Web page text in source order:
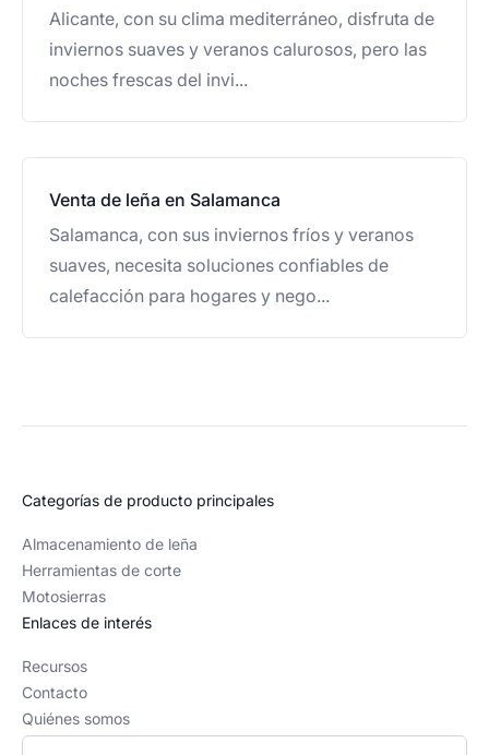
Alicante, con su clima mediterráneo, disfruta de
inviernos suaves y veranos calurosos, pero las
noches frescas del invi...
Venta de leña en Salamanca
Salamanca, con sus inviernos fríos y veranos
suaves, necesita soluciones confiables de
calefacción para hogares y nego...
Categorías de producto principales
Almacenamiento de leña
Herramientas de corte
Motosierras
Enlaces de interés
Recursos
Contacto
Quiénes somos
Política editorial